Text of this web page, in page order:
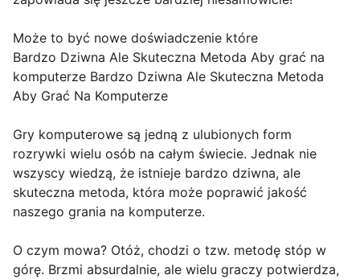
Może to być nowe doświadczenie które
Bardzo Dziwna Ale Skuteczna Metoda Aby grać na
komputerze Bardzo Dziwna Ale Skuteczna Metoda
Aby Grać Na Komputerze
Gry komputerowe są jedną z ulubionych form
rozrywki wielu osób na całym świecie. Jednak nie
wszyscy wiedzą, że istnieje bardzo dziwna, ale
skuteczna metoda, która może poprawić jakość
naszego grania na komputerze.
O czym mowa? Otóż, chodzi o tzw. metodę stóp w
górę. Brzmi absurdalnie, ale wielu graczy potwierdza,